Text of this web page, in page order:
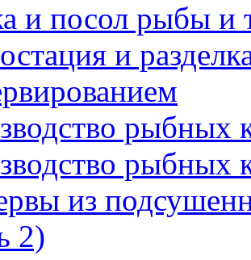
и посол рыбы и
и
рыбных
рыбных
из
2)